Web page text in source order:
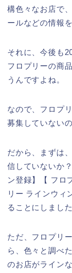
構色々なお店で
ールなどの情報
それに、今後も
フロプリーの商
うんですよね。
なので、フロプ
募集していない
だから、まずは
信していないか
ン登録】【 フロ
リー ラインウィ
ることにしました
ただ、フロプリ
ら、色々と調べ
のお店がライン